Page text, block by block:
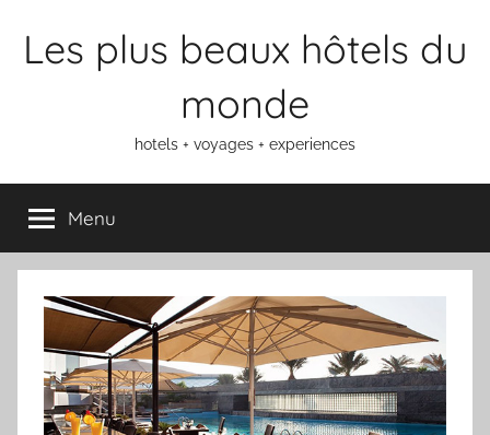
Les plus beaux hôtels du
monde
hotels + voyages + experiences
Menu